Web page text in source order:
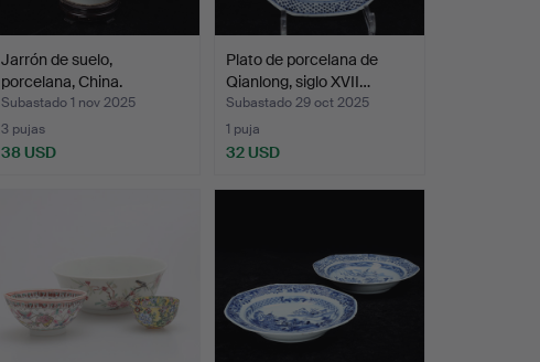
Jarrón de suelo,
porcelana, China.
Subastado 1 nov 2025
3 pujas
38 USD
Plato de porcelana de
Qianlong, siglo XVII…
Subastado 29 oct 2025
1 puja
32 USD